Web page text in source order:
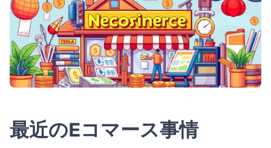
最近のEコマース事情